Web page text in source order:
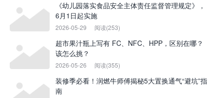
《幼儿园落实食品安全主体责任监督管理规定》，
6月1日起实施
2026-05-29 阅读(253)
超市果汁瓶上写有 FC、NFC、HPP，区别在哪？
该怎么挑？
2026-05-26 阅读(355)
装修季必看！润燃牛师傅揭秘5大置换通气“避坑”指
南